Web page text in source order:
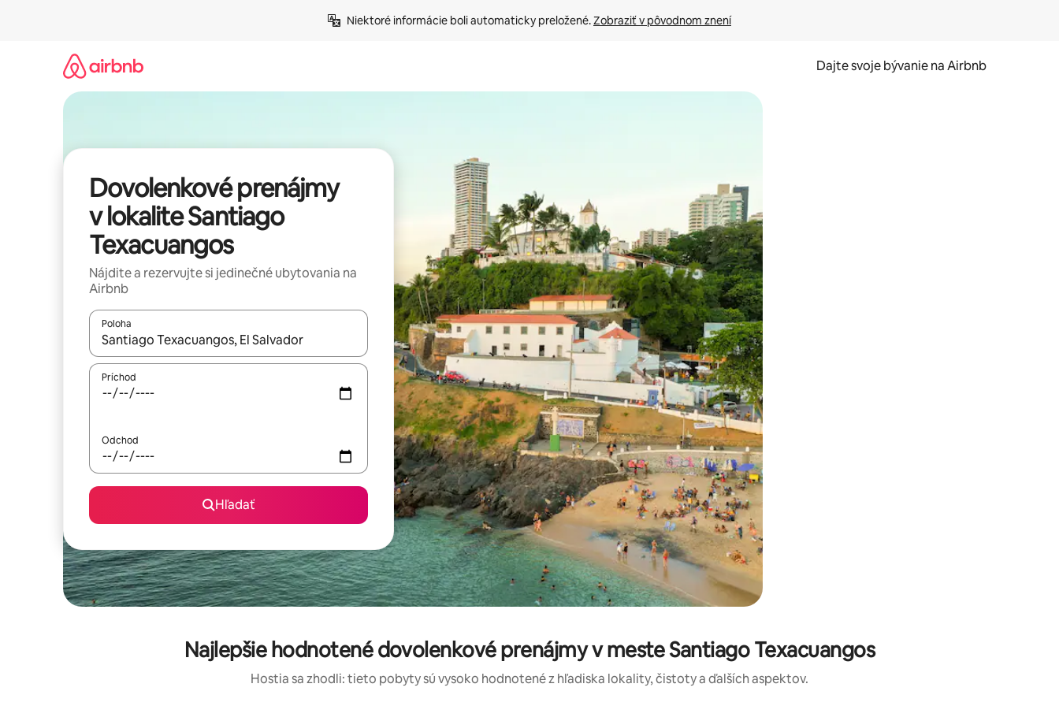
Niektoré informácie boli automaticky preložené. Zobraziť v pôvodnom znení
Dajte svoje bývanie na Airbnb
Dovolenkové prenájmy
v lokalite Santiago
Texacuangos
Nájdite a rezervujte si jedinečné ubytovania na
Airbnb
Poloha
Keď budú výsledky k dispozícii, môžete si ich prechádzať pomocou klávesov so šípkami nahor a nadol alebo ich preskúmať pomocou dotykových gest či potiahnutia prstom.
Príchod
Odchod
Hľadať
Najlepšie hodnotené dovolenkové prenájmy v meste Santiago Texacuangos
Hostia sa zhodli: tieto pobyty sú vysoko hodnotené z hľadiska lokality, čistoty a ďalších aspektov.